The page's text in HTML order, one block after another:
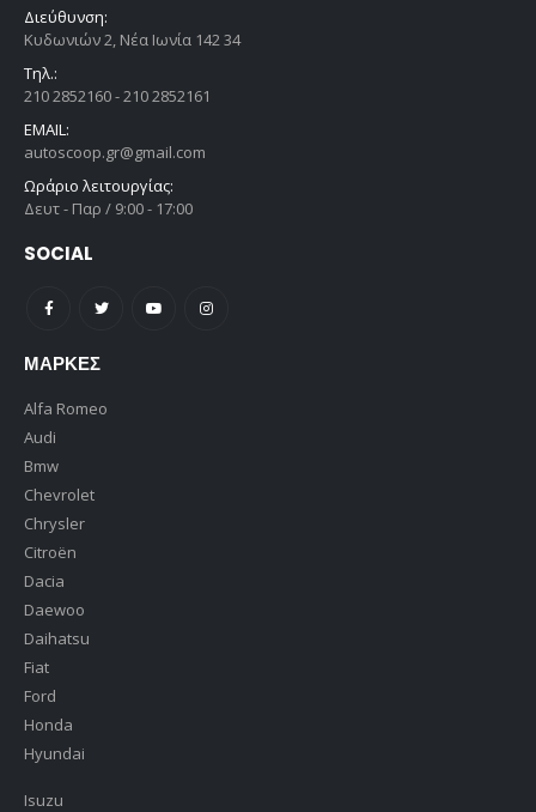
Διεύθυνση:
Κυδωνιών 2, Νέα Ιωνία 142 34
Τηλ.:
210 2852160 - 210 2852161
EMAIL:
autoscoop.gr@gmail.com
Ωράριο λειτουργίας:
Δευτ - Παρ / 9:00 - 17:00
SOCIAL
ΜΆΡΚΕΣ
Alfa Romeo
Audi
Bmw
Chevrolet
Chrysler
Citroën
Dacia
Daewoo
Daihatsu
Fiat
Ford
Honda
Hyundai
Isuzu